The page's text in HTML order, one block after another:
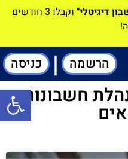
דיגיטלי"
וקבלו 3 חודשים
הרשמה | כניסה
חשבונותפתח